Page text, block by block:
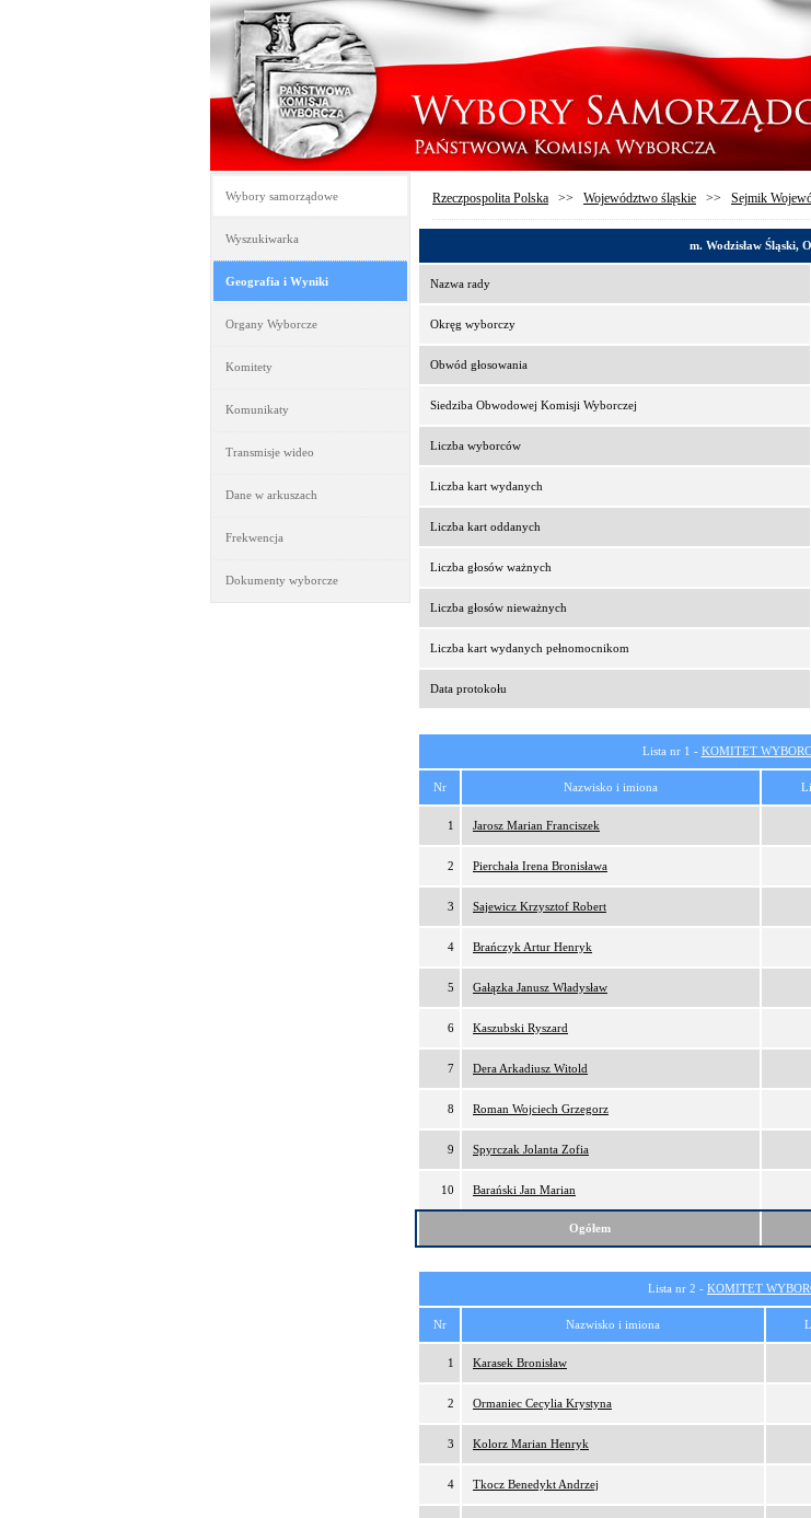
Wybory samorządowe
Wyszukiwarka
Geografia i Wyniki
Organy Wyborcze
Komitety
Komunikaty
Transmisje wideo
Dane w arkuszach
Frekwencja
Dokumenty wyborcze
Rzeczpospolita Polska >> Województwo śląskie >> Sejmik
m. Wodzisław Śląski,
Nazwa rady
Okręg wyborczy
Obwód głosowania
Siedziba Obwodowej Komisji Wyborczej
Liczba wyborców
Liczba kart wydanych
Liczba kart oddanych
Liczba głosów ważnych
Liczba głosów nieważnych
Liczba kart wydanych pełnomocnikom
Data protokołu
Lista nr 1 - KOMITET
Nr Nazwisko i imiona
1 Jarosz Marian Franciszek
2 Pierchała Irena Bronisława
3 Sajewicz Krzysztof Robert
4 Brańczyk Artur Henryk
5 Gałązka Janusz Władysław
6 Kaszubski Ryszard
7 Dera Arkadiusz Witold
8 Roman Wojciech Grzegorz
9 Spyrczak Jolanta Zofia
10 Barański Jan Marian
Ogółem
Lista nr 2 - KOMITET
Nr Nazwisko i imiona
1 Karasek Bronisław
2 Ormaniec Cecylia Krystyna
3 Kolorz Marian Henryk
4 Tkocz Benedykt Andrzej